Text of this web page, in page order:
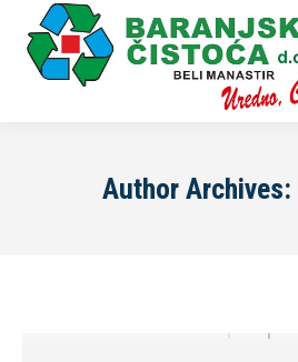
Author Archives: